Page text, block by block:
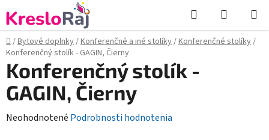
na
obsah
Hľadať
KOŠÍK
Domov
/Bytové doplnky/Konferenčné a iné stolíky/Konferenčné stolíky/
Konferenčný stolík - GAGIN, Čierny
Konferenčný stolík -
GAGIN, Čierny
Priemerné
Neohodnotené Podrobnosti hodnotenia